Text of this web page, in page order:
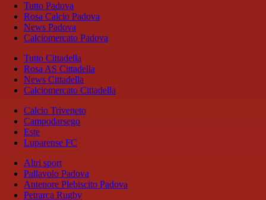
Tutto Padova
Rosa Calcio Padova
News Padova
Calciomercato Padova
Tutto Cittadella
Rosa AS Cittadella
News Cittadella
Calciomercato Cittadella
Calcio Triveneto
Campodarsego
Este
Luparense FC
Altri sport
Pallavolo Padova
Antenore Plebiscito Padova
Petrarca Rugby